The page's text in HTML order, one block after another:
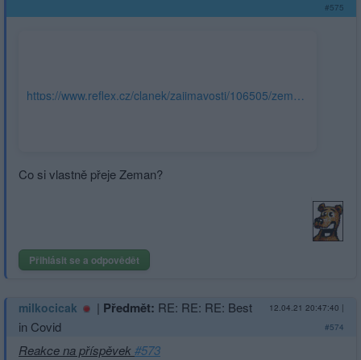
#575
https://www.reflex.cz/clanek/zajimavosti/106505/zemanova-
Co si vlastně přeje Zeman?
Přihlásit se a odpovědět
milkocicak | Předmět: RE: RE: RE: Best
in Covid
12.04.21 20:47:40 |
#574
Reakce na příspěvek#573